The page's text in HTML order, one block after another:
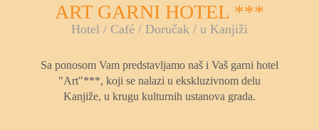
ART GARNI HOTEL ***
Hotel / Café / Doručak / u Kanjiži
Sa ponosom Vam predstavljamo naš i Vaš garni hotel
"Art"***, koji se nalazi u ekskluzivnom delu
Kanjiže, u krugu kulturnih ustanova grada.